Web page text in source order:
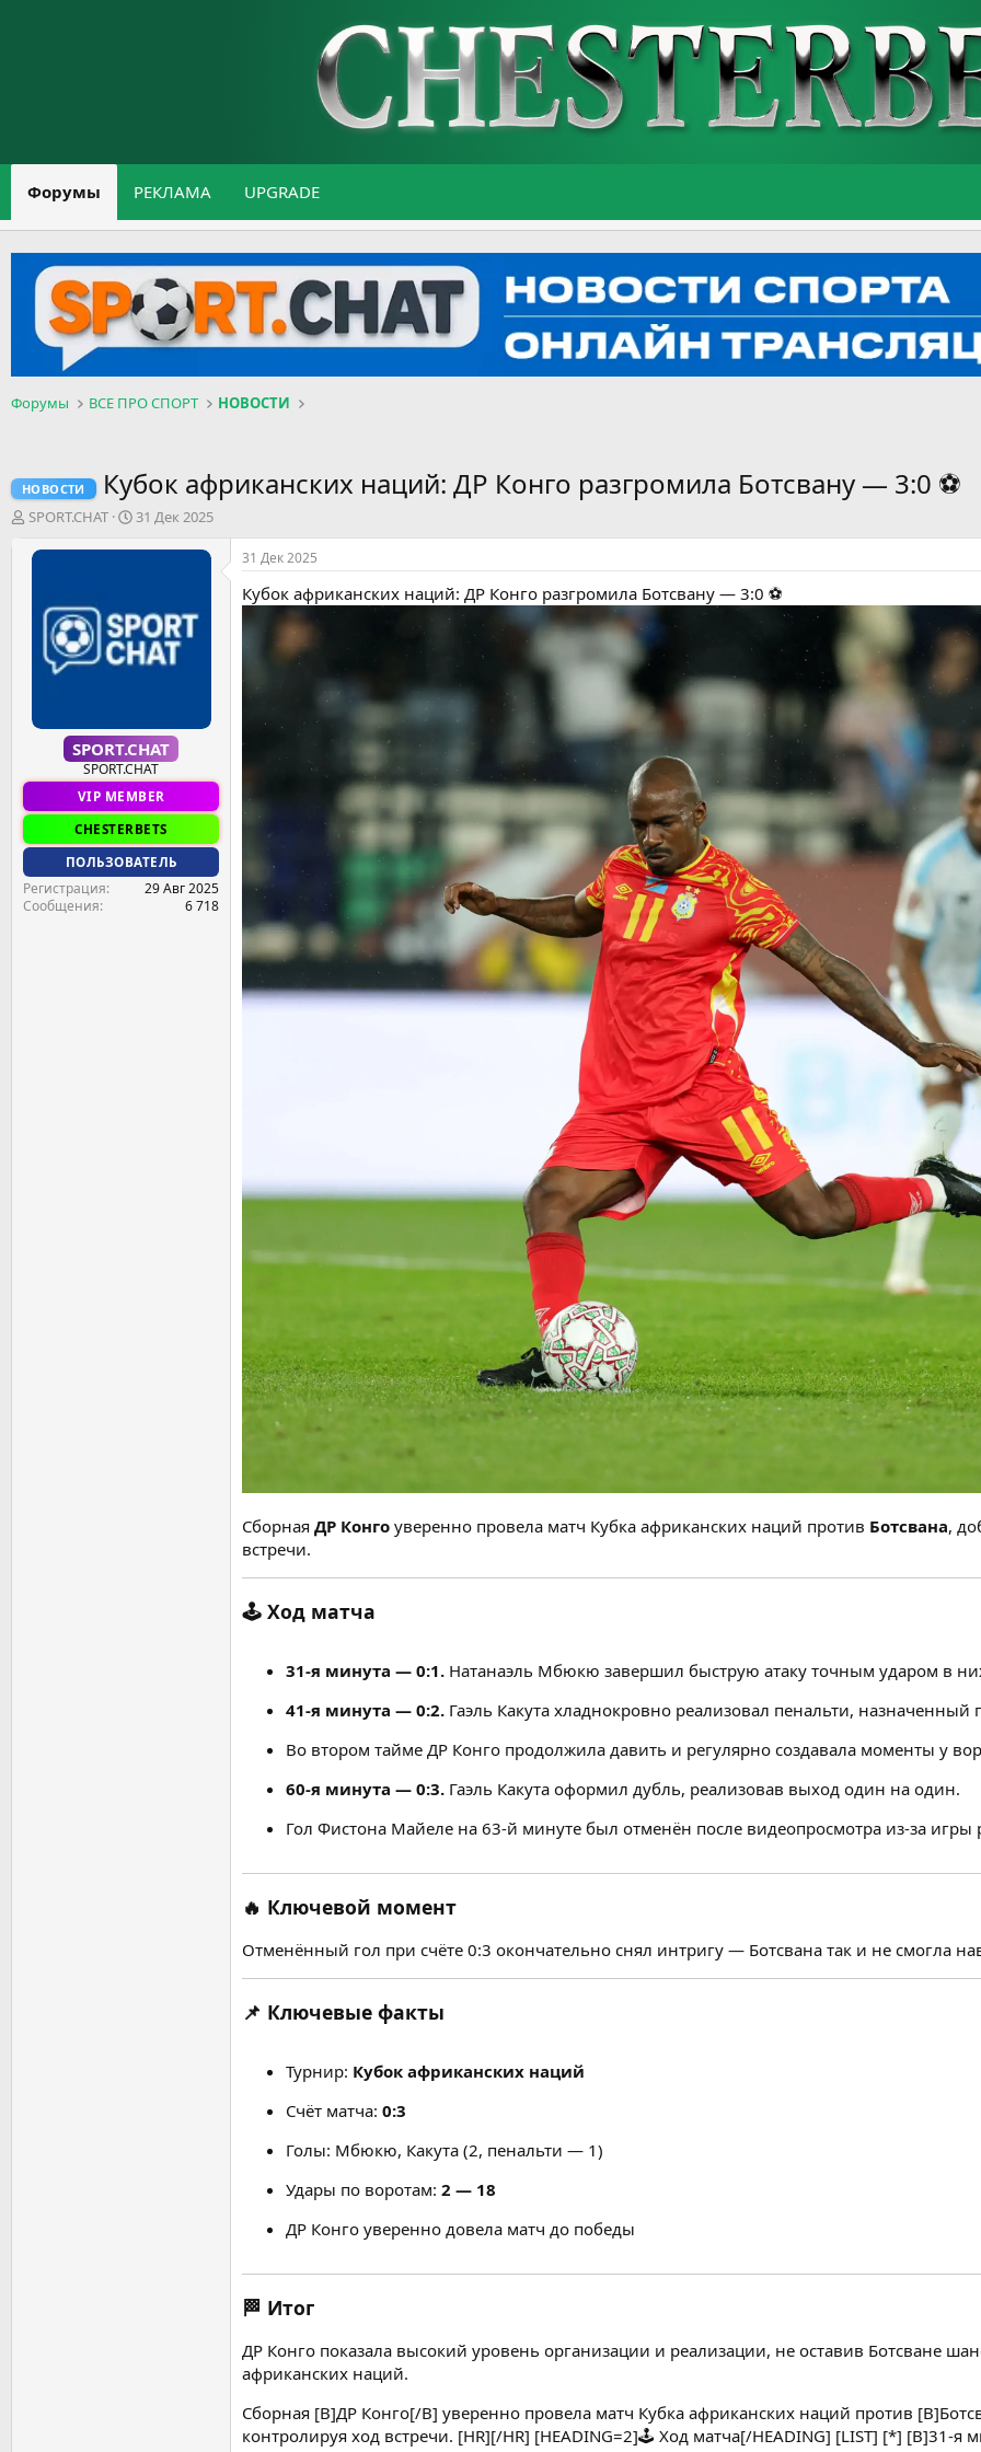
Форумы РЕКЛАМА UPGRADE
Форумы ВСЕ ПРО СПОРТ НОВОСТИ
НОВОСТИ Кубок африканских наций: ДР Конго разгромила Ботсвану — 3:0 ⚽
А
т
SPORT.CHAT
Д
т
а
ч
а
31 Дек 2025
SPORT.CHAT
SPORT.CHAT
VIP MEMBER
CHESTERBETS
ПОЛЬЗОВАТЕЛЬ
Регистрация
29 Авг 2025
Сообщения
6 718
31 Дек 2025
Кубок африканских наций: ДР Конго разгромила Ботсвану — 3:0 ⚽
Сборная ДР Конго уверенно провела матч Кубка африканских наций против Ботсвана,
встречи.
🕹️ Ход матча
31-я минута — 0:1. Натанаэль Мбюкю завершил быструю атаку точным ударом в
41-я минута — 0:2. Гаэль Какута хладнокровно реализовал пенальти, назначенный
Во втором тайме ДР Конго продолжила давить и регулярно создавала моменты у
60-я минута — 0:3. Гаэль Какута оформил дубль, реализовав выход один на один.
Гол Фистона Майеле на 63-й минуте был отменён после видеопросмотра из-за игры
🔥 Ключевой момент
Отменённый гол при счёте 0:3 окончательно снял интригу — Ботсвана так и не смогла
📌 Ключевые факты
Турнир: Кубок африканских наций
Счёт матча: 0:3
Голы: Мбюкю, Какута (2, пенальти — 1)
Удары по воротам: 2 — 18
ДР Конго уверенно довела матч до победы
🏁 Итог
ДР Конго показала высокий уровень организации и реализации, не оставив Ботсване
африканских наций.
Сборная [B]ДР Конго[/B] уверенно провела матч Кубка африканских наций против
контролируя ход встречи. [HR][/HR] [HEADING=2]🕹️ Ход матча[/HEADING] [LIST] [*]